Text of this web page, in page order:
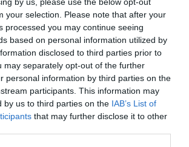
your selection. Please note that after your
processed you may continue seeing
based on personal information utilized by
disclosed to third parties prior to
may separately opt-out of the further
personal information by third parties on the
participants. This information may
by us to third parties on the IAB’s List of
that may further disclose it to other
COMMENTAIRES
l'article :
Lufthansa remet en cause la réception
9 déjà construits